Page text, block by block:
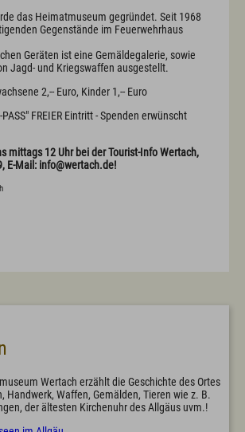
das Heimatmuseum gegründet. Seit 1968
Gegenstände im Feuerwehrhaus
Geräten ist eine Gemäldegalerie, sowie
Jagd- und Kriegswaffen ausgestellt.
2,-- Euro, Kinder 1,-- Euro
FREIER Eintritt - Spenden erwünscht
mittags 12 Uhr bei der Tourist-Info Wertach,
E-Mail: info@wertach.de!
Wertach erzählt die Geschichte des Ortes
Handwerk, Waffen, Gemälden, Tieren wie z. B.
der ältesten Kirchenuhr des Allgäus uvm.!